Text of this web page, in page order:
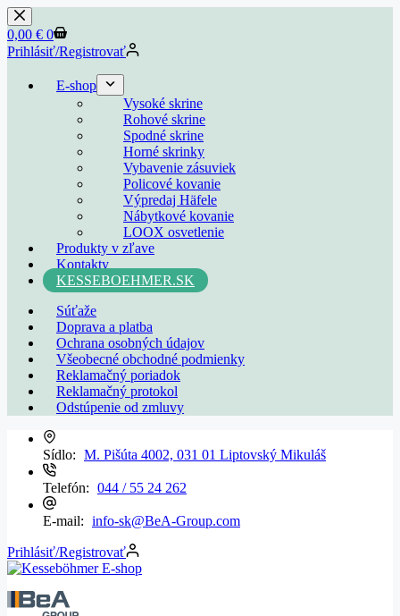
0,00 € 0
Prihlásiť/Registrovať
E-shop
Vysoké skrine
Rohové skrine
Spodné skrine
Horné skrinky
Vybavenie zásuviek
Policové kovanie
Výpredaj Häfele
Nábytkové kovanie
LOOX osvetlenie
Produkty v zľave
Kontakty
KESSEBOEHMER.SK
Súťaže
Doprava a platba
Ochrana osobných údajov
Všeobecné obchodné podmienky
Reklamačný poriadok
Reklamačný protokol
Odstúpenie od zmluvy
Sídlo: M. Pišúta 4002, 031 01 Liptovský Mikuláš
Telefón: 044 / 55 24 262
E-mail: info-sk@BeA-Group.com
Prihlásiť/Registrovať